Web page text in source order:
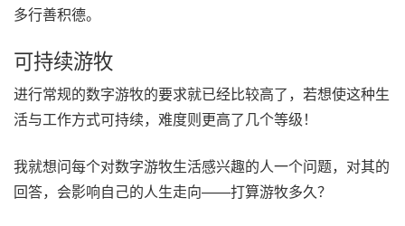
多行善积德。
可持续游牧
进行常规的数字游牧的要求就已经比较高了，若想使这种生
活与工作方式可持续，难度则更高了几个等级！
我就想问每个对数字游牧生活感兴趣的人一个问题，对其的
回答，会影响自己的人生走向——打算游牧多久？